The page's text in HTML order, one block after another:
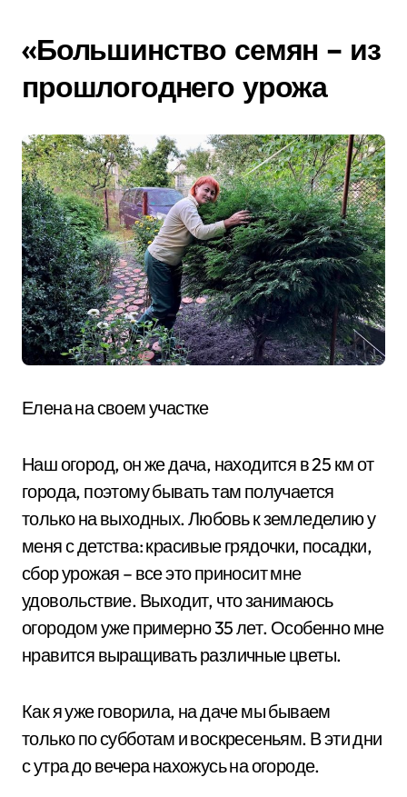
«Большинство семян – из
прошлогоднего урожа
Елена на своем участке
Наш огород, он же дача, находится в 25 км от
города, поэтому бывать там получается
только на выходных. Любовь к земледелию у
меня с детства: красивые грядочки, посадки,
сбор урожая – все это приносит мне
удовольствие. Выходит, что занимаюсь
огородом уже примерно 35 лет. Особенно мне
нравится выращивать различные цветы.
Как я уже говорила, на даче мы бываем
только по субботам и воскресеньям. В эти дни
с утра до вечера нахожусь на огороде.